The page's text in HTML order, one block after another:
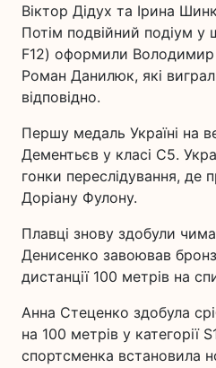
Віктор Дідух та Ірина
Потім подвійний подіум у
F12) оформили
Роман Данилюк, які
відповідно.
Першу медаль Україні на
Дементьєв у класі С5.
гонки переслідування, де
Доріану Фулону.
Плавці знову здобули
Денисенко завоював
дистанції 100 метрів на
Анна Стеценко здобула
на 100 метрів у категорії
спортсменка встановила